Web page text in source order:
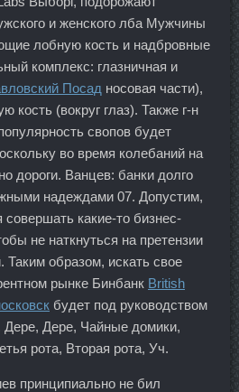
и женского лба Мужчины
лобную кость и надбровные
комплекс: глазничная и
Посад носовая части),
кость (вокруг глаз). Также г-н
свопов будет
во время колебаний на
дороги. Ванцев: банки долго
надеждами 07. Допустим,
совершать какие-то бизнес-
не наткнуться на претензии
образом, искать свое
рынке Бинбанк British
будет под руководством
Дере, Чайные домики,
рота, Вторая рота, Уч.
принципиально не бил